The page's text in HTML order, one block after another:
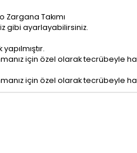
Zargana Takımı
gibi ayarlayabilirsiniz.
için özel olarak tecrübeyle
için özel olarak tecrübeyle